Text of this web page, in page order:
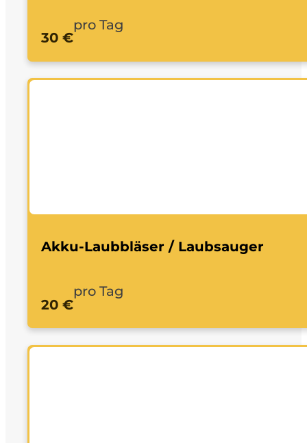
30 €
pro Tag
Akku-Laubbläser / Laubsauger
20 €
pro Tag